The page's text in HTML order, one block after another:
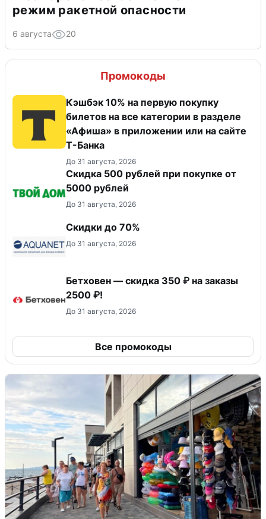
режим ракетной опасности
6 августа 20
Промокоды
Кэшбэк 10% на первую покупку
билетов на все категории в разделе
«Афиша» в приложении или на сайте
Т-Банка
До 31 августа, 2026
Скидка 500 рублей при покупке от
5000 рублей
До 31 августа, 2026
Скидки до 70%
До 31 августа, 2026
Бетховен — скидка 350 ₽ на заказы
2500 ₽!
До 31 августа, 2026
Все промокоды